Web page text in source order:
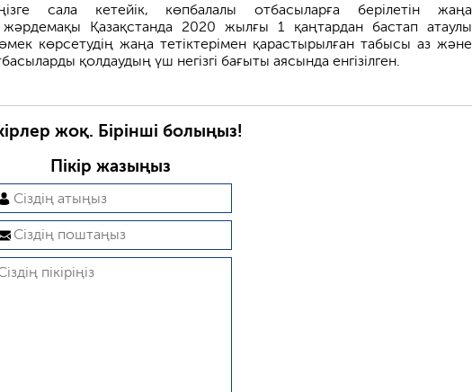
сала кетейік, көпбалалы отбасыларға берілетін жаңа
жәрдемақы Қазақстанда 2020 жылғы 1 қаңтардан бастап атаулы
көрсетудің жаңа тетіктерімен қарастырылған табысы аз және
қолдаудың үш негізгі бағыты аясында енгізілген.
жоқ. Бірінші болыңыз!
Пікір жазыңыз